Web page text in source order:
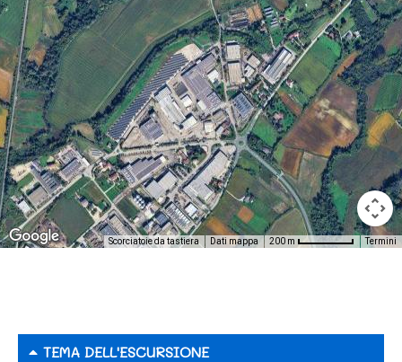
Scorciatoie da tastiera Dati mappa 200 m Termini
TEMA DELL'ESCURSIONE